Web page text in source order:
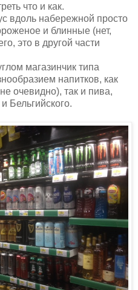
что и как.
вдоль набережной просто
и блинные (нет,
это в другой части
магазинчик типа
напитков, как
очевидно), так и пива,
Бельгийского.